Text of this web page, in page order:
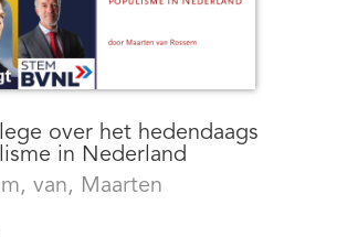
over het hedendaags
in Nederland
van, Maarten